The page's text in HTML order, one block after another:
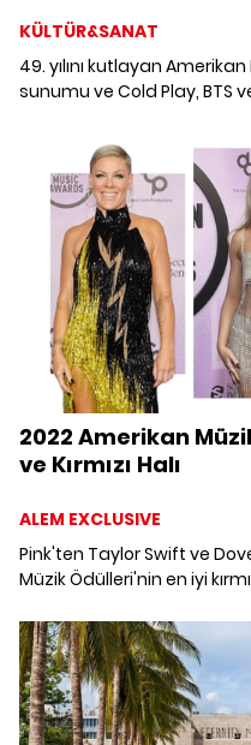
KÜLTÜR&SANAT
49. yılını kutlayan
sunumu ve Cold Play, BTS
Angeles'ta gerçekleşen
kazananlarına göz
2022 Amerikan
ve Kırmızı Halı
ALEM EXCLUSIVE
Pink'ten Taylor Swift ve
Müzik Ödülleri'nin en iyi